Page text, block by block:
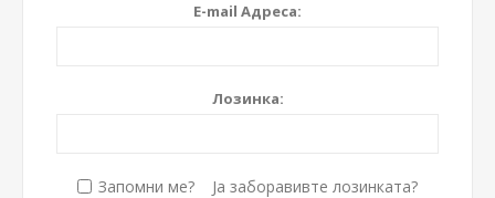
E-mail Адреса:
Лозинка:
Запомни ме? Ја заборавивте лозинката?